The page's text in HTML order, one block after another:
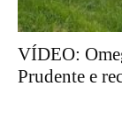
VÍDEO:
Prudente e